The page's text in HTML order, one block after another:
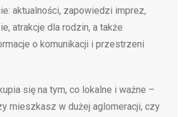
aktualności, zapowiedzi imprez,
atrakcje dla rodzin, a także
o komunikacji i przestrzeni
się na tym, co lokalne i ważne –
mieszkasz w dużej aglomeracji, czy